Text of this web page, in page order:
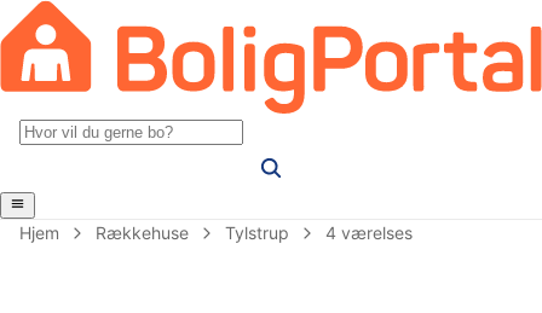
Hjem Rækkehuse Tylstrup 4 værelses